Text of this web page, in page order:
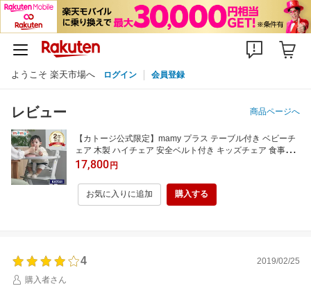
ようこそ 楽天市場へ ログイン 会員登録
レビュー 商品ページへ
【カトージ公式限定】mamy プラス テーブル付き ベビーチ
ェア 木製 ハイチェア 安全ベルト付き キッズチェア 食事チ
ェア KATOJI 【レビュー特典付き】 【安心保証付き】【イ
ベント】
17,800円
お気に入りに追加 購入する
4
2019/02/25
購入者さん